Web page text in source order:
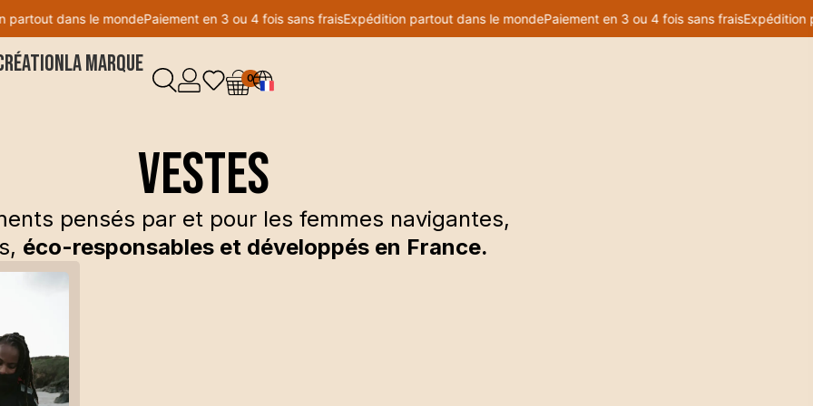
dans le mondePaiement en 3 ou 4 fois sans fraisExpédition partout dans le mondePaiement en 3 ou 4 fois sans fraisExpédition
La Marque
0
VESTES
pensés par et pour les femmes navigantes,
éco-responsables et développés en France.